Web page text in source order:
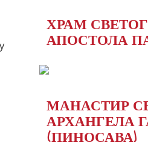
ХРАМ СВЕТОГ
АПОСТОЛА
МАНАСТИР
АРХАНГЕЛА
(ПИНОСАВА)